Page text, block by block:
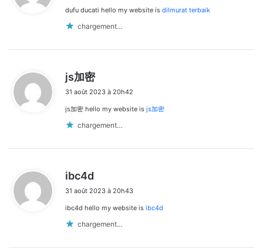
dufu ducati hello my website is dilmurat terbaik
chargement…
js加密
t
31 août 2023 à 20h42
js加密 hello my website is js加密
chargement…
ibc4d
t
31 août 2023 à 20h43
ibc4d hello my website is ibc4d
chargement…